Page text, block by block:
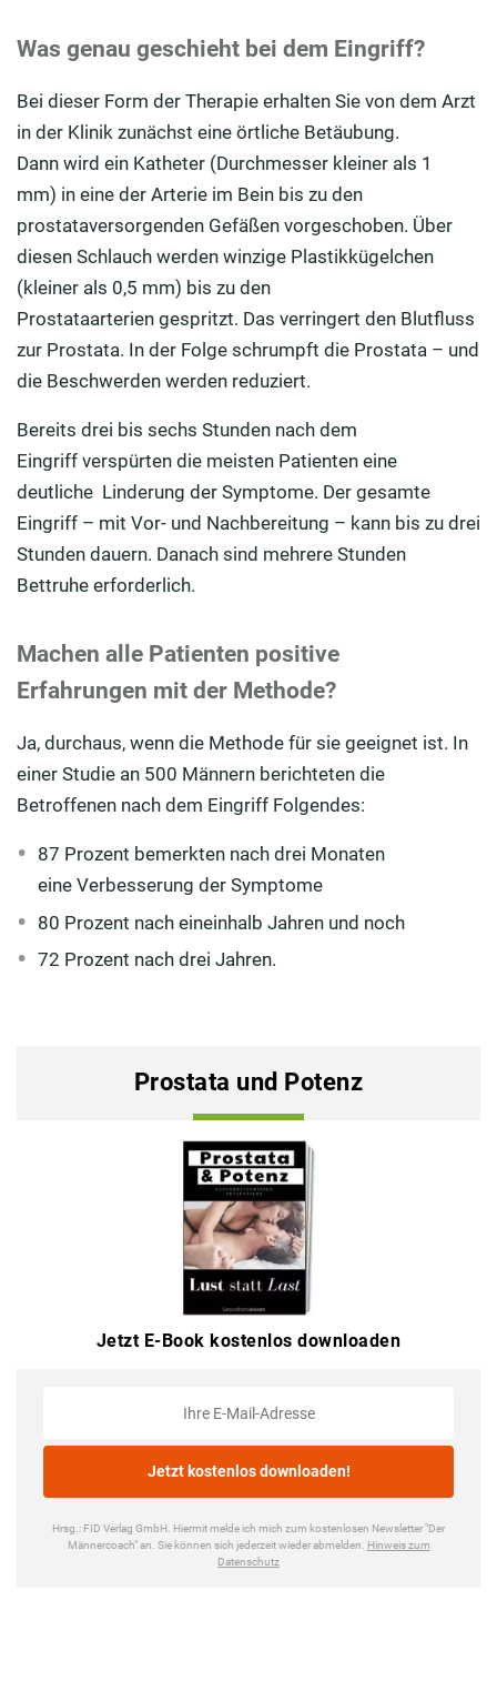
Was genau geschieht bei dem Eingriff?
Bei dieser Form der Therapie erhalten Sie von dem Arzt
in der Klinik zunächst eine örtliche Betäubung.
Dann wird ein Katheter (Durchmesser kleiner als 1
mm) in eine der Arterie im Bein bis zu den
prostataversorgenden Gefäßen vorgeschoben. Über
diesen Schlauch werden winzige Plastikkügelchen
(kleiner als 0,5 mm) bis zu den
Prostataarterien gespritzt. Das verringert den Blutfluss
zur Prostata. In der Folge schrumpft die Prostata – und
die Beschwerden werden reduziert.
Bereits drei bis sechs Stunden nach dem
Eingriff verspürten die meisten Patienten eine
deutliche Linderung der Symptome. Der gesamte
Eingriff – mit Vor- und Nachbereitung – kann bis zu drei
Stunden dauern. Danach sind mehrere Stunden
Bettruhe erforderlich.
Machen alle Patienten positive
Erfahrungen mit der Methode?
Ja, durchaus, wenn die Methode für sie geeignet ist. In
einer Studie an 500 Männern berichteten die
Betroffenen nach dem Eingriff Folgendes:
87 Prozent bemerkten nach drei Monaten
eine Verbesserung der Symptome
80 Prozent nach eineinhalb Jahren und noch
72 Prozent nach drei Jahren.